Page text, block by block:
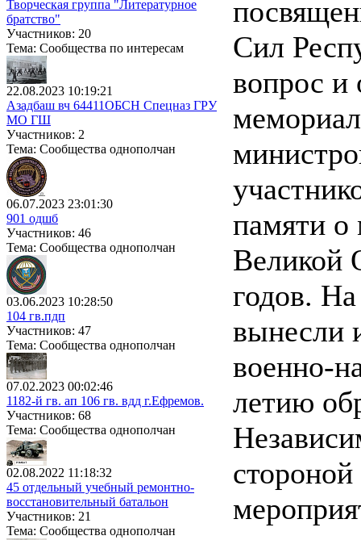
Творческая группа "Литературное
братство"
Участников: 20
Тема: Сообщества по интересам
22.08.2023 10:19:21
Азадбаш вч 64411ОБСН Спецназ ГРУ
МО ГШ
Участников: 2
Тема: Сообщества однополчан
06.07.2023 23:01:30
901 одшб
Участников: 46
Тема: Сообщества однополчан
03.06.2023 10:28:50
104 гв.пдп
Участников: 47
Тема: Сообщества однополчан
07.02.2023 00:02:46
1182-й гв. ап 106 гв. вдд г.Ефремов.
Участников: 68
Тема: Сообщества однополчан
02.08.2022 11:18:32
45 отдельный учебный ремонтно-
восстановительный батальон
Участников: 21
Тема: Сообщества однополчан
Сил
вопрос и
памяти о
Великой
годов.
вынесли
военно-
летию